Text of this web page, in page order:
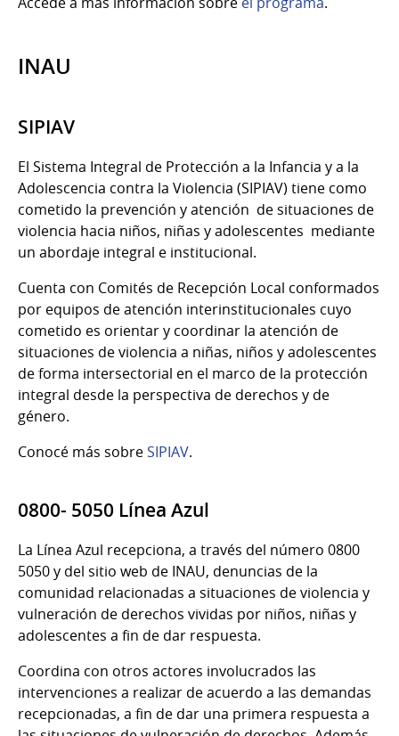
INAU
SIPIAV
El Sistema Integral de Protección a la Infancia y a la
Adolescencia contra la Violencia (SIPIAV) tiene como
cometido la prevención y atención de situaciones de
violencia hacia niños, niñas y adolescentes mediante
un abordaje integral e institucional.
Cuenta con Comités de Recepción Local conformados
por equipos de atención interinstitucionales cuyo
cometido es orientar y coordinar la atención de
situaciones de violencia a niñas, niños y adolescentes
de forma intersectorial en el marco de la protección
integral desde la perspectiva de derechos y de
género.
Conocé más sobreSIPIAV.
0800- 5050 Línea Azul
La Línea Azul recepciona, a través del número 0800
5050 y del sitio web de INAU, denuncias de la
comunidad relacionadas a situaciones de violencia y
vulneración de derechos vividas por niños, niñas y
adolescentes a fin de dar respuesta.
Coordina con otros actores involucrados las
intervenciones a realizar de acuerdo a las demandas
recepcionadas, a fin de dar una primera respuesta a